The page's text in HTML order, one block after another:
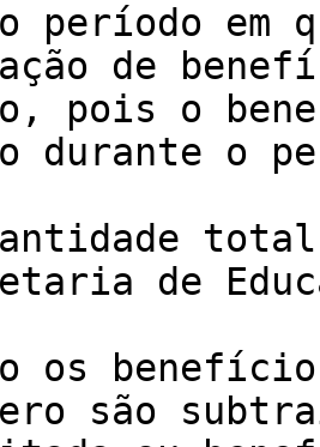
período em
de
pois o
durante o
de
os
são